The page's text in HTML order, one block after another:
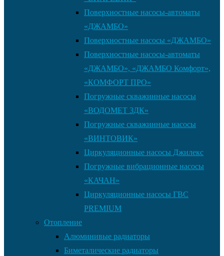
Поверхностные насосы-автоматы
«ДЖАМБО»
Поверхностные насосы «ДЖАМБО»
Поверхностные насосы-автоматы
«ДЖАМБО», «ДЖАМБО Комфорт»,
«КОМФОРТ ПРО»
Погружные скважинные насосы
«ВОДОМЕТ 3ДК»
Погружные скважинные насосы
«ВИНТОВИК»
Циркуляционные насосы Джилекс
Погружные вибрационные насосы
«КАЧАН»
Циркуляционные насосы ГВС
PREMIUM
Отопление
Алюминивые радиаторы
Биметалические радиаторы